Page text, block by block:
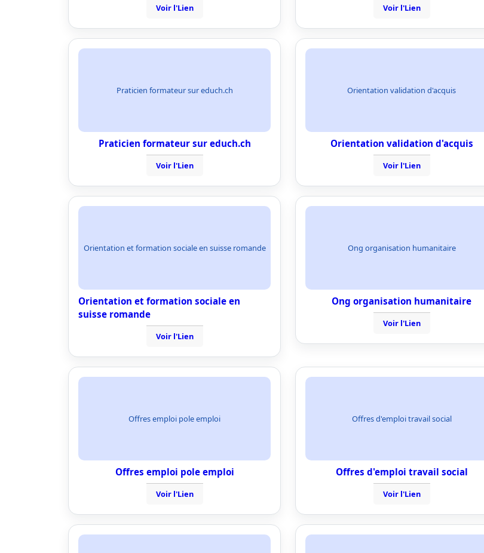
Voir l'Lien Voir l'Lien
Praticien formateur sur educh.ch
Praticien formateur sur educh.ch
Voir l'Lien
Orientation validation d'acquis
Orientation validation d'acquis
Voir l'Lien
Orientation et formation sociale en suisse romande
Orientation et formation sociale en
suisse romande
Voir l'Lien
Ong organisation humanitaire
Ong organisation humanitaire
Voir l'Lien
Offres emploi pole emploi
Offres emploi pole emploi
Voir l'Lien
Offres d'emploi travail social
Offres d'emploi travail social
Voir l'Lien